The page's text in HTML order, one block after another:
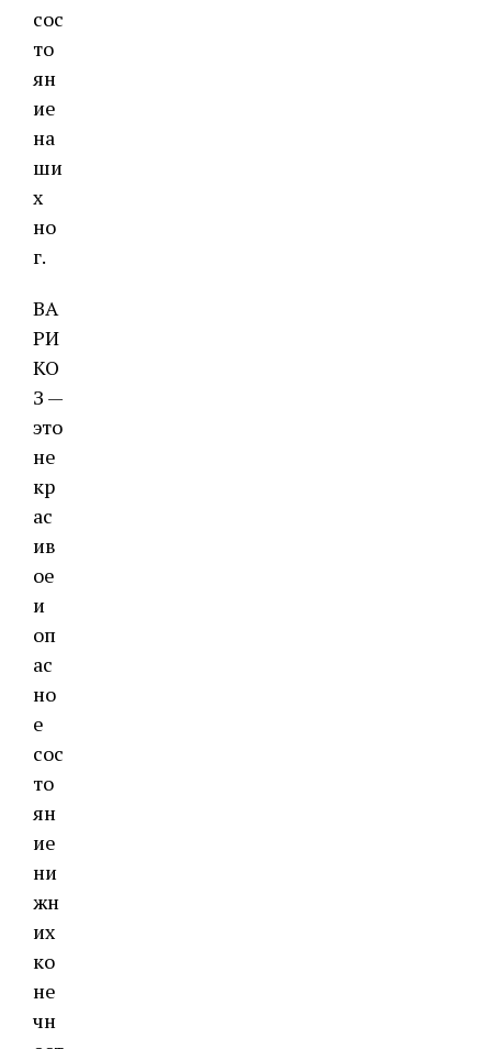
сос
то
ян
ие
на
ши
х
но
г.
ВА
РИ
КО
З —
это
не
кр
ас
ив
ое
и
оп
ас
но
е
сос
то
ян
ие
ни
жн
их
ко
не
чн